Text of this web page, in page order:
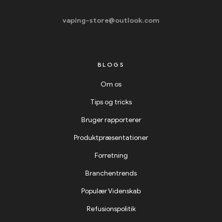
vaping-store@outlook.com
BLOGS
Om os
Tips og tricks
Bruger rapporterer
Produktpræsentationer
Forretning
Branchentrends
Populær Videnskab
Refusionspolitik